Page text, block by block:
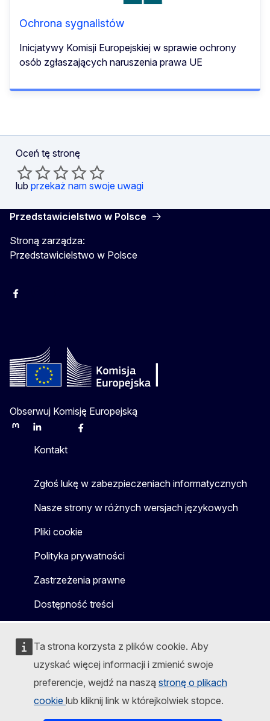
Ta strona korzysta z plików cookie. Aby
uzyskać więcej informacji i zmienić swoje
preferencje, wejdź na naszą stronę o plikach
cookie lub kliknij link w którejkolwiek stopce.
Ochrona sygnalistów
Inicjatywy Komisji Europejskiej w sprawie ochrony
osób zgłaszających naruszenia prawa UE
Oceń tę stronę
lub przekaż nam swoje uwagi
Przedstawicielstwo w Polsce
Stroną zarządza:
Przedstawicielstwo w Polsce
Facebook
Obserwuj Komisję Europejską
MastodonLinkedInBlueskyFacebook
Kontakt
Zgłoś lukę w zabezpieczeniach informatycznych
Nasze strony w różnych wersjach językowych
Pliki cookie
Polityka prywatności
Zastrzeżenia prawne
Dostępność treści